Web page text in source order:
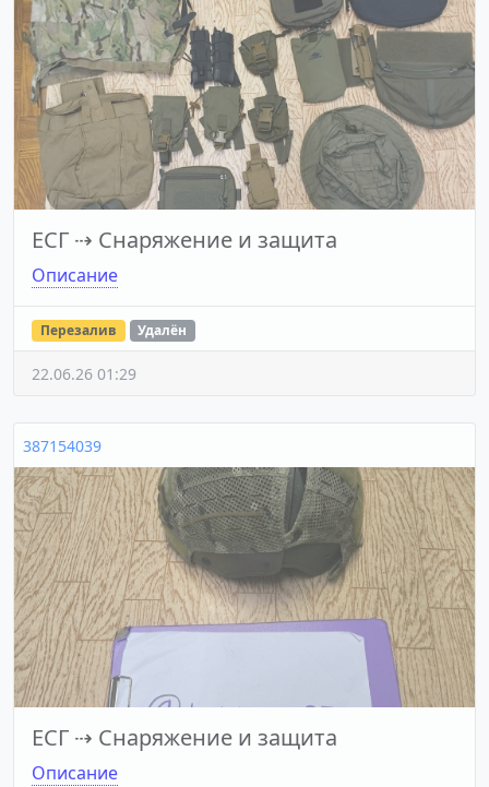
ЕСГ ⇢ Снаряжение и защита
Описание
Перезалив Удалён
22.06.26 01:29
387154039
ЕСГ ⇢ Снаряжение и защита
Описание